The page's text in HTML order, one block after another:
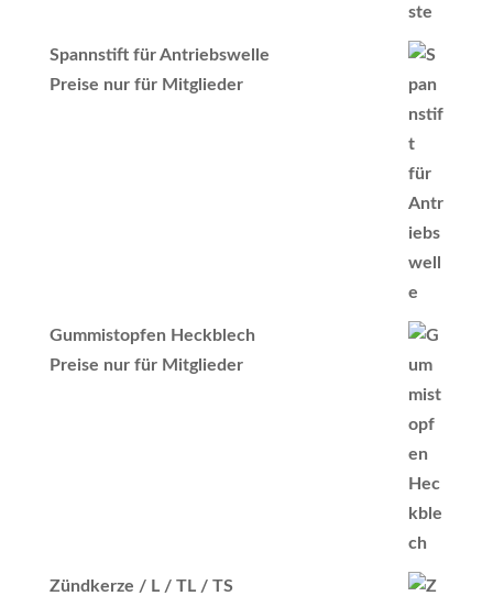
Spannstift für Antriebswelle
Preise nur für Mitglieder
Gummistopfen Heckblech
Preise nur für Mitglieder
Zündkerze / L / TL / TS